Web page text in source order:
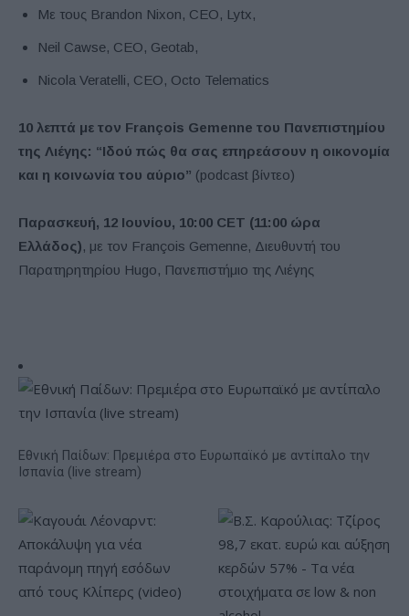
Με τους Brandon Nixon, CEO, Lytx,
Neil Cawse, CEO, Geotab,
Nicola Veratelli, CEO, Octo Telematics
10 λεπτά με τον François Gemenne του Πανεπιστημίου
της Λιέγης: “Ιδού πώς θα σας επηρεάσουν η οικονομία
και η κοινωνία του αύριο” (podcast βίντεο)
Παρασκευή, 12 Ιουνίου, 10:00 CET (11:00 ώρα
Ελλάδος), με τον François Gemenne, Διευθυντή του
Παρατηρητηρίου Hugo, Πανεπιστήμιο της Λιέγης
Εθνική Παίδων: Πρεμιέρα στο Ευρωπαϊκό με αντίπαλο την
Ισπανία (live stream)